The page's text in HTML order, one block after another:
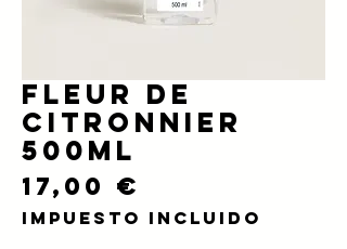
Fleur de
Citronnier
500ml
17,00 €
Impuesto incluido